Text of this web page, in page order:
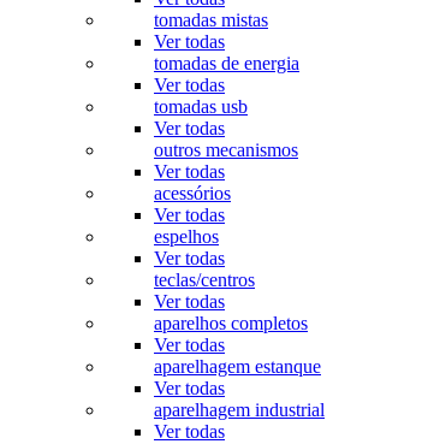
tomadas mistas
Ver todas
tomadas de energia
Ver todas
tomadas usb
Ver todas
outros mecanismos
Ver todas
acessórios
Ver todas
espelhos
Ver todas
teclas/centros
Ver todas
aparelhos completos
Ver todas
aparelhagem estanque
Ver todas
aparelhagem industrial
Ver todas